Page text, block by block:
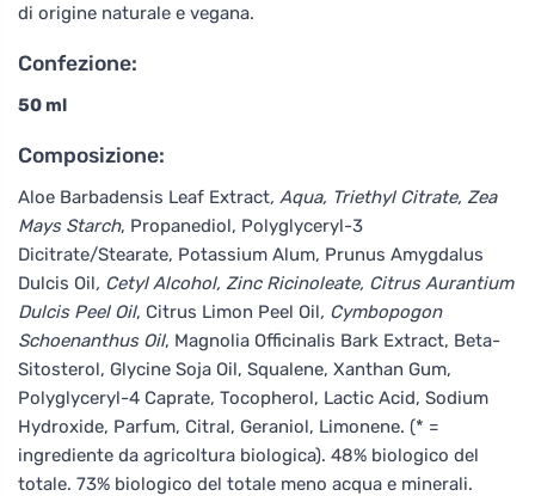
di origine naturale e vegana.
Confezione:
50 ml
Composizione:
Aloe Barbadensis Leaf Extract, Aqua, Triethyl Citrate, Zea
Mays Starch, Propanediol, Polyglyceryl-3
Dicitrate/Stearate, Potassium Alum, Prunus Amygdalus
Dulcis Oil, Cetyl Alcohol, Zinc Ricinoleate, Citrus Aurantium
Dulcis Peel Oil, Citrus Limon Peel Oil, Cymbopogon
Schoenanthus Oil, Magnolia Officinalis Bark Extract, Beta-
Sitosterol, Glycine Soja Oil, Squalene, Xanthan Gum,
Polyglyceryl-4 Caprate, Tocopherol, Lactic Acid, Sodium
Hydroxide, Parfum, Citral, Geraniol, Limonene. (* =
ingrediente da agricoltura biologica). 48% biologico del
totale. 73% biologico del totale meno acqua e minerali.